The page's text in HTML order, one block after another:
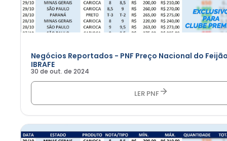
Negócios Reportados - PNF Preço Nacional do
IBRAFE
30 de out. de 2024
LER PNF